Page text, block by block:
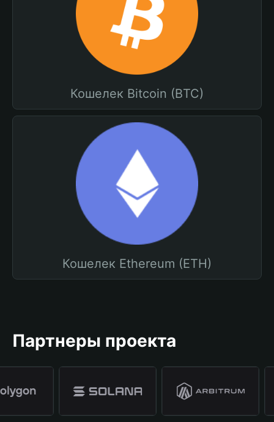
Кошелек Bitcoin (BTC)
Кошелек Ethereum (ETH)
Партнеры проекта